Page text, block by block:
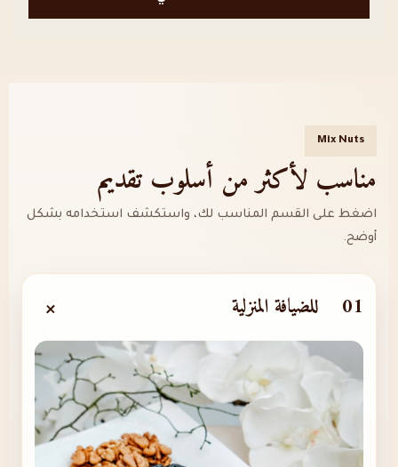
Mix Nuts
مناسب لأكثر من أسلوب تقديم
اضغط على القسم المناسب لك، واستكشف استخدامه بشكل
أوضح.
01 للضيافة المنزلية +